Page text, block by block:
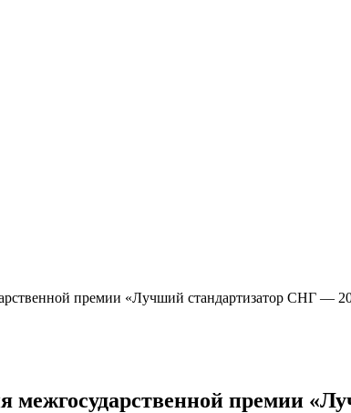
премии «Лучший стандартизатор СНГ —
межгосударственной премии